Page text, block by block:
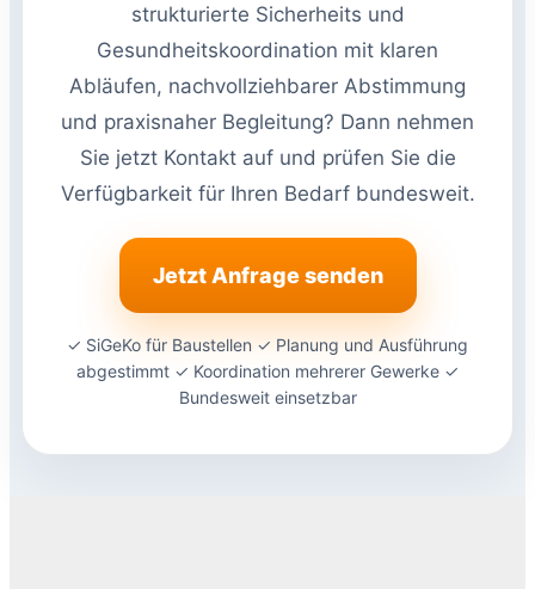
strukturierte Sicherheits und
Gesundheitskoordination mit klaren
Abläufen, nachvollziehbarer Abstimmung
und praxisnaher Begleitung? Dann nehmen
Sie jetzt Kontakt auf und prüfen Sie die
Verfügbarkeit für Ihren Bedarf bundesweit.
Jetzt Anfrage senden
✓ SiGeKo für Baustellen ✓ Planung und Ausführung
abgestimmt ✓ Koordination mehrerer Gewerke ✓
Bundesweit einsetzbar